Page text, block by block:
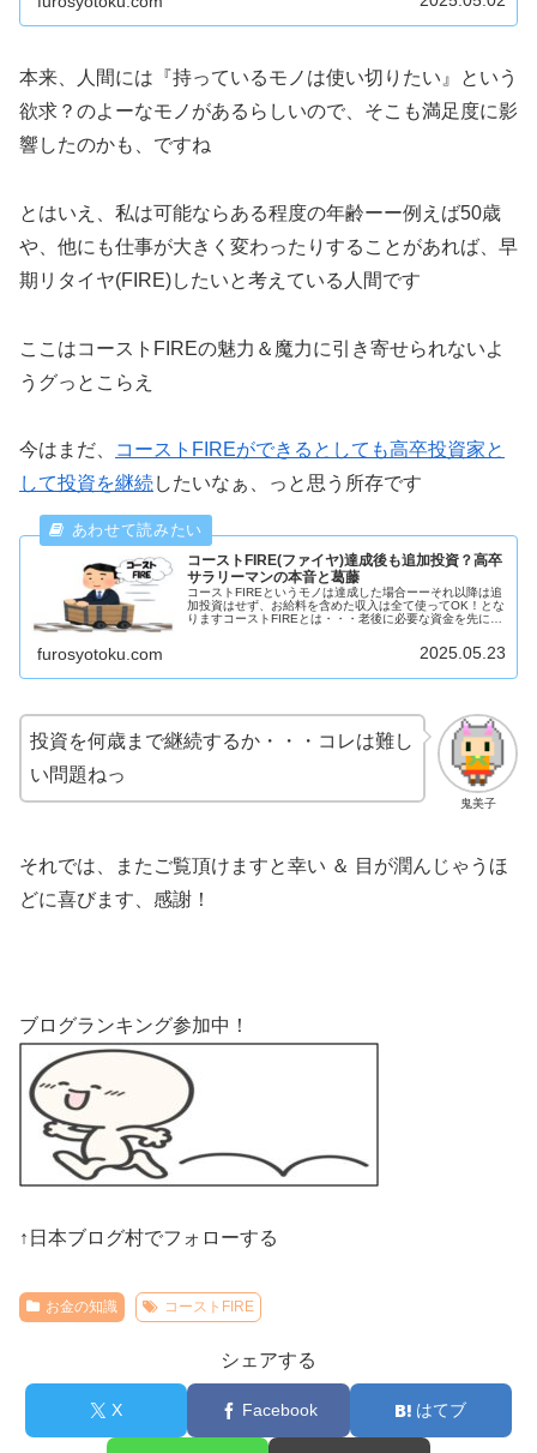
本来、人間には『持っているモノは使い切りたい』という
欲求？のよーなモノがあるらしいので、そこも満足度に影
響したのかも、ですね
とはいえ、私は可能ならある程度の年齢ーー例えば50歳
や、他にも仕事が大きく変わったりすることがあれば、早
期リタイヤ(FIRE)したいと考えている人間です
ここはコーストFIREの魅力＆魔力に引き寄せられないよ
うグっとこらえ
今はまだ、
コーストFIREができるとしても高卒投資家と
して投資を継続したいなぁ、っと思う所存です
コーストFIRE(ファイヤ)達成後も追加投資？高卒
サラリーマンの本音と葛藤
コーストFIREというモノは達成した場合ーーそれ以降は追
加投資はせず、お給料を含めた収入は全て使ってOK！とな
りますコーストFIREとは・・・老後に必要な資金を先に用
furosyotoku.com 2025.05.23
鬼美子
投資を何歳まで継続するか・・・コレは難し
い問題ねっ
それでは、またご覧頂けますと幸い ＆ 目が潤んじゃうほ
どに喜びます、感謝！
ブログランキング参加中！
↑日本ブログ村でフォローする
お金の知識 コーストFIRE
シェアする
X Facebook はてブ